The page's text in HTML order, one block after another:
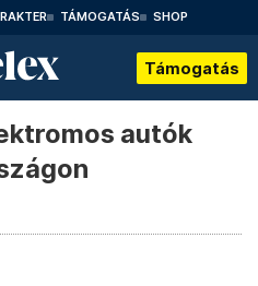
TÁMOGATÁS SHOP
Támogatás
autók